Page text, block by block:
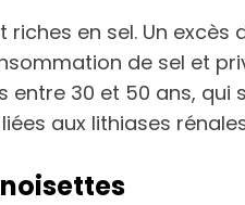
en sel. Un
de sel et
30 et 50 ans,
aux lithiases